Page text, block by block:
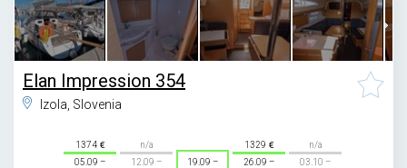
Elan Impression 354
Izola, Slovenia
1374
05.09 –
n/a
12.09 –
19.09 –
1329
26.09 –
n/a
03.10 –